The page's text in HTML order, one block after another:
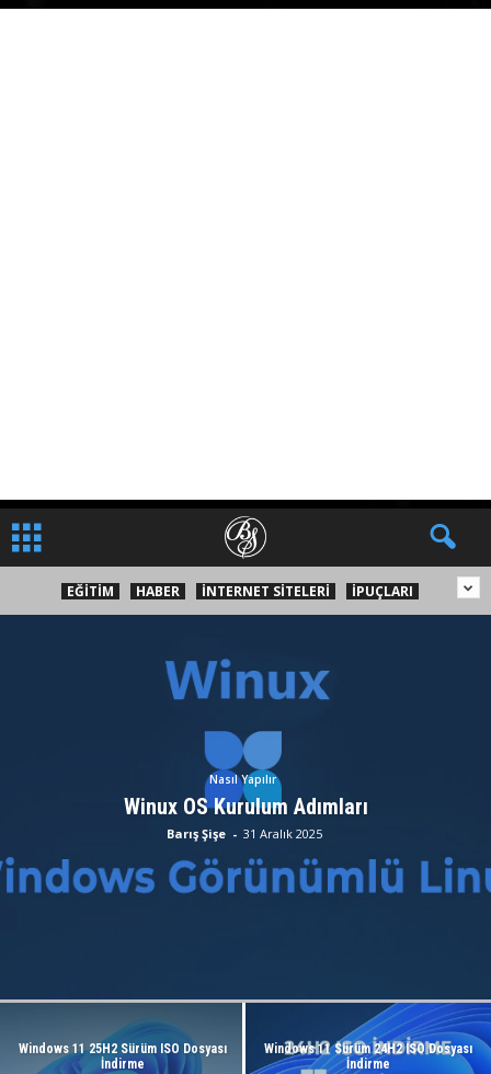
EĞITIM HABER İNTERNET SITELERI İPUÇLARI
Nasıl Yapılır
Winux OS Kurulum Adımları
Barış Şişe - 31 Aralık 2025
Windows 11 25H2 Sürüm ISO Dosyası
İndirme
Windows 11 Sürüm 24H2 ISO Dosyası
İndirme